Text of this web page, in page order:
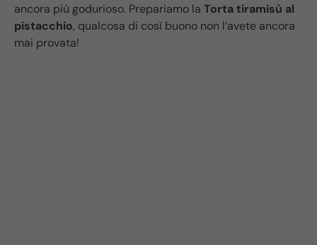
ancora più godurioso. Prepariamo la Torta tiramisù al
pistacchio, qualcosa di così buono non l’avete ancora
mai provata!